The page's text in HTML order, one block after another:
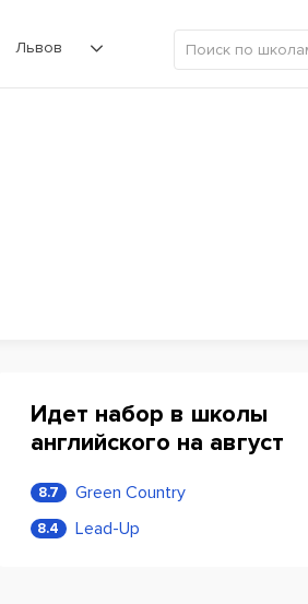
Львов
Идет набор в школы
английского на август
8.7 Green Country
8.4 Lead-Up